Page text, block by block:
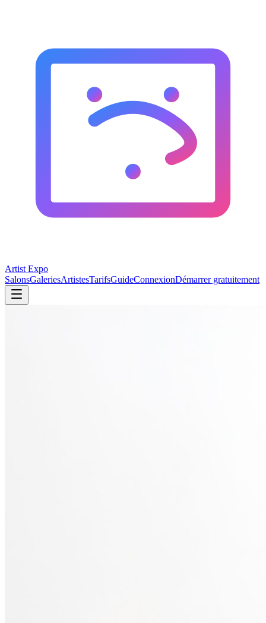
Artist Expo
SalonsGaleriesArtistesTarifsGuideConnexionDémarrer gratuitement